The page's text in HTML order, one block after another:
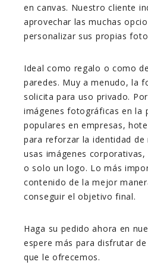
en canvas. Nuestro cliente
aprovechar las muchas
personalizar sus propias
Ideal como regalo o como
paredes. Muy a menudo, la
solicita para uso privado.
imágenes fotográficas en la
populares en empresas,
para reforzar la identidad
usas imágenes
o solo un logo. Lo más
contenido de la mejor
conseguir el objetivo final.
Haga su pedido ahora en
espere más para disfrutar
que le ofrecemos.